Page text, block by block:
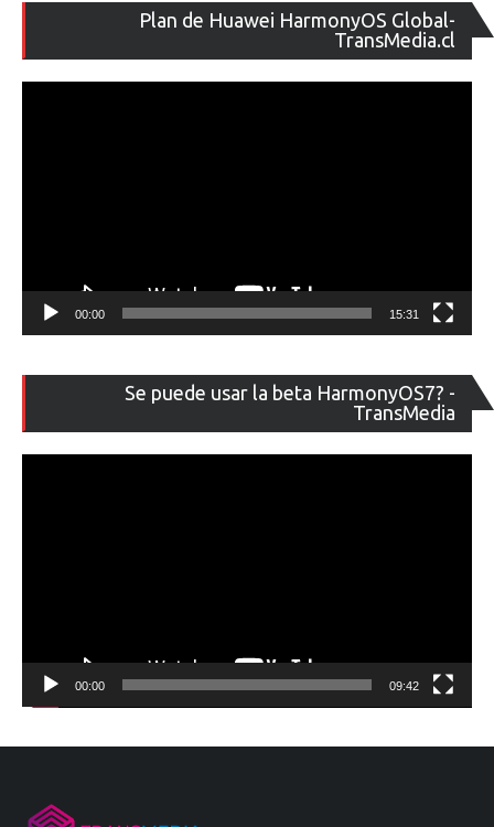
Plan de Huawei HarmonyOS Global-
TransMedia.cl
de
00:00 15:31
Se puede usar la beta HarmonyOS7? -
TransMedia
de
00:00 09:42